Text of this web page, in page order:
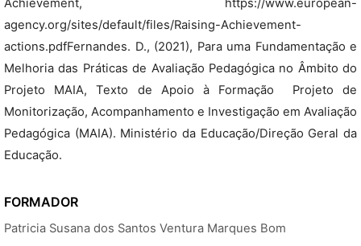
Achievement, https://www.european-
agency.org/sites/default/files/Raising-Achievement-
actions.pdfFernandes. D., (2021), Para uma Fundamentação e
Melhoria das Práticas de Avaliação Pedagógica no Âmbito do
Projeto MAIA, Texto de Apoio à Formação  Projeto de
Monitorização, Acompanhamento e Investigação em Avaliação
Pedagógica (MAIA). Ministério da Educação/Direção Geral da
Educação.
FORMADOR
Patricia Susana dos Santos Ventura Marques Bom